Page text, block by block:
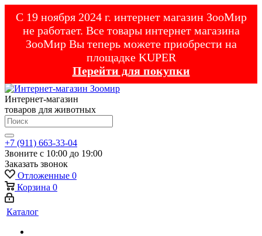
С 19 ноября 2024 г. интернет магазин ЗооМир
не работает. Все товары интернет магазина
ЗооМир Вы теперь можете приобрести на
площадке KUPER
Перейти для покупки
Интернет-магазин
товаров для животных
+7 (911) 663-33-04
Звоните с 10:00 до 19:00
Заказать звонок
Отложенные 0
Корзина 0
Каталог